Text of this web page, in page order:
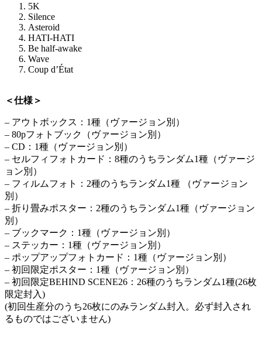
5K
Silence
Asteroid
HATI-HATI
Be half-awake
Wave
Coup d’État
＜仕様＞
– アウトボックス：1種（ヴァージョン別）
– 80pフォトブック（ヴァージョン別）
– CD：1種（ヴァージョン別）
– セルフィフォトカード：8種のうちランダム1種（ヴァージ
ョン別）
– フィルムフォト：2種のうちランダム1種 （ヴァージョン
別）
– 折り畳みポスター：2種のうちランダム1種（ヴァージョン
別）
– ブックマーク：1種（ヴァージョン別）
– ステッカー：1種（ヴァージョン別）
– ポップアップフォトカード：1種（ヴァージョン別）
– 初回限定ポスター：1種（ヴァージョン別）
– 初回限定BEHIND SCENE26：26種のうちランダム1種(26枚
限定封入)
(初回生産分のうち26枚にのみランダム封入。必ず封入され
るものではございません)